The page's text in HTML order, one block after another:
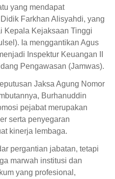
yang mendapat
Farkhan Alisyahdi, yang
Kepala Kejaksaan Tinggi
Ia menggantikan Agus
Inspektur Keuangan II
Pengawasan (Jamwas).
Jaksa Agung Nomor
Burhanuddin
pejabat merupakan
serta penyegaran
kinerja lembaga.
pergantian jabatan, tetapi
marwah institusi dan
yang profesional,